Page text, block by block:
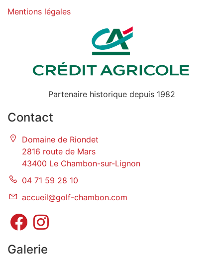
Mentions légales
Partenaire historique depuis 1982
Contact
Domaine de Riondet
2816 route de Mars
43400 Le Chambon-sur-Lignon
04 71 59 28 10
accueil@golf-chambon.com
Galerie